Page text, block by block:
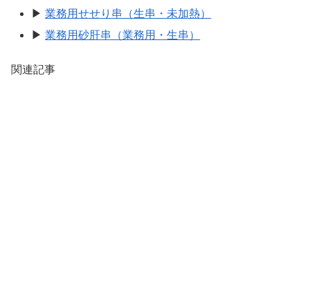
▶業務用せせり串（生串・未加熱）
▶業務用砂肝串（業務用・生串）
関連記事